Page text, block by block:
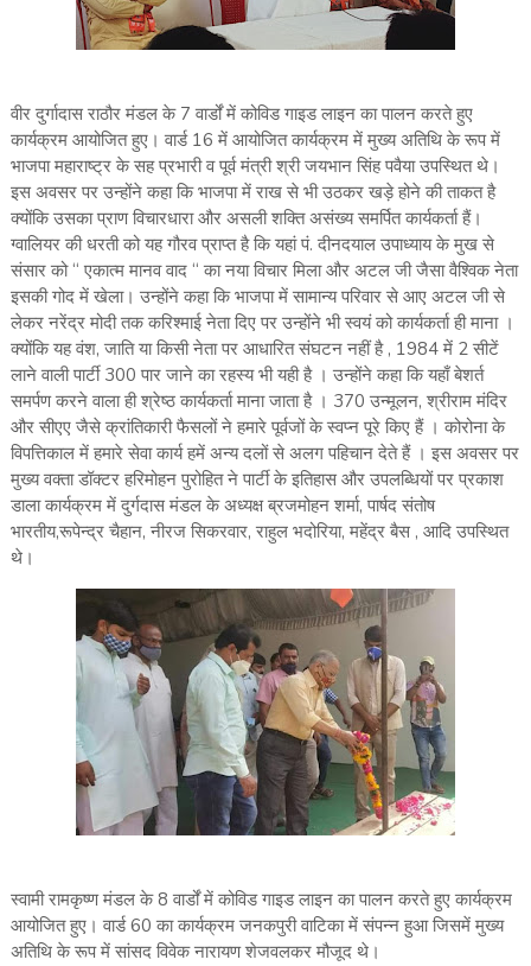
वीर दुर्गादास राठौर मंडल के 7 वार्डों में कोविड गाइड लाइन का पालन करते हुए
कार्यक्रम आयोजित हुए। वार्ड 16 में आयोजित कार्यक्रम में मुख्य अतिथि के रूप में
भाजपा महाराष्ट्र के सह प्रभारी व पूर्व मंत्री श्री जयभान सिंह पवैया उपस्थित थे।
इस अवसर पर उन्होंने कहा कि भाजपा में राख से भी उठकर खड़े होने की ताकत है
क्योंकि उसका प्राण विचारधारा और असली शक्ति असंख्य समर्पित कार्यकर्ता हैं।
ग्वालियर की धरती को यह गौरव प्राप्त है कि यहां पं. दीनदयाल उपाध्याय के मुख से
संसार को “ एकात्म मानव वाद “ का नया विचार मिला और अटल जी जैसा वैश्विक नेता
इसकी गोद में खेला। उन्होंने कहा कि भाजपा में सामान्य परिवार से आए अटल जी से
लेकर नरेंद्र मोदी तक करिश्माई नेता दिए पर उन्होंने भी स्वयं को कार्यकर्ता ही माना ।
क्योंकि यह वंश, जाति या किसी नेता पर आधारित संघटन नहीं है , 1984 में 2 सीटें
लाने वाली पार्टी 300 पार जाने का रहस्य भी यही है । उन्होंने कहा कि यहाँ बेशर्त
समर्पण करने वाला ही श्रेष्ठ कार्यकर्ता माना जाता है । 370 उन्मूलन, श्रीराम मंदिर
और सीएए जैसे क्रांतिकारी फैसलों ने हमारे पूर्वजों के स्वप्न पूरे किए हैं । कोरोना के
विपत्तिकाल में हमारे सेवा कार्य हमें अन्य दलों से अलग पहिचान देते हैं । इस अवसर पर
मुख्य वक्ता डॉक्टर हरिमोहन पुरोहित ने पार्टी के इतिहास और उपलब्धियों पर प्रकाश
डाला कार्यक्रम में दुर्गदास मंडल के अध्यक्ष ब्रजमोहन शर्मा, पार्षद संतोष
भारतीय,रूपेन्द्र चैहान, नीरज सिकरवार, राहुल भदोरिया, महेंद्र बैस , आदि उपस्थित
थे।
स्वामी रामकृष्ण मंडल के 8 वार्डों में कोविड गाइड लाइन का पालन करते हुए कार्यक्रम
आयोजित हुए। वार्ड 60 का कार्यक्रम जनकपुरी वाटिका में संपन्न हुआ जिसमें मुख्य
अतिथि के रूप में सांसद विवेक नारायण शेजवलकर मौजूद थे।